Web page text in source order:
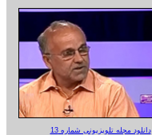
دانلود مجله تلویزیونی شماره 13